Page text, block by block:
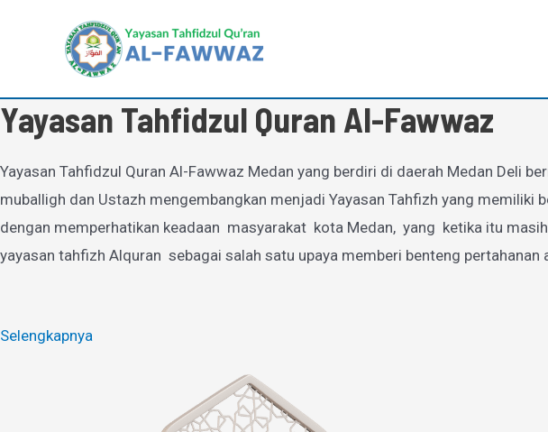
Yayasan Tahfidzul Quran Al-Fawwaz
Yayasan Tahfidzul Quran Al-Fawwaz Medan yang berdiri di daerah Medan Deli
muballigh dan Ustazh mengembangkan menjadi Yayasan Tahfizh yang
dengan memperhatikan keadaan masyarakat kota Medan, yang ketika itu
yayasan tahfizh Alquran sebagai salah satu upaya memberi benteng
Selengkapnya